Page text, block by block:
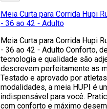
Meia Curta para Corrida Hupi
- 36 ao 42 - Adulto
Meia Curta para Corrida Hupi
- 36 ao 42 - Adulto Conforto,
tecnologia e qualidade são
descrevem perfeitamente as
Testado e aprovado por
modalidades, a meia HUPI é
indispensável para você.
com conforto e máximo